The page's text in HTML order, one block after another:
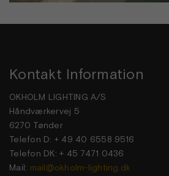
Kontakt Information
OKHOLM LIGHTING A/S
Håndværkervej 5
6270 Tønder
Telefon D: + 49 40 6558 9516
Telefon DK: + 45 7471 0436
Mail: mail@okholm-lighting.dk